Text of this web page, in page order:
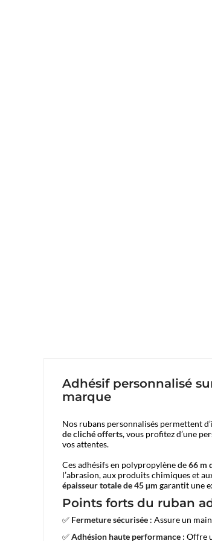
Adhésif personnalisé
marque
Nos rubans personnalisés permettent
de cliché offerts, vous profitez d’une
vos attentes.
Ces adhésifs en polypropylène de66 m
l’abrasion, aux produits chimiques et
épaisseur totale de 45 µm garantit une
Points forts du ruban
✅ Fermeture sécurisée : Assure un
✅Adhésion haute performance : Offre